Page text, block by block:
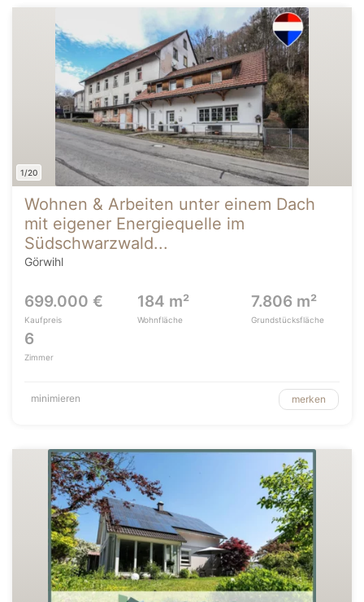
1/20
Wohnen & Arbeiten unter einem Dach
mit eigener Energiequelle im
Südschwarzwald...
Görwihl
699.000 €
Kaufpreis
184 m²
Wohnfläche
7.806 m²
Grundstücksfläche
6
Zimmer
minimieren merken